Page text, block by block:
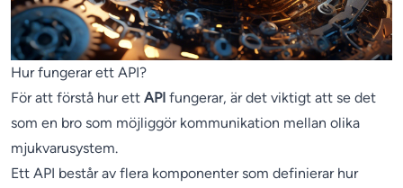
Hur fungerar ett API?
För att förstå hur ett API fungerar, är det viktigt att se det
som en bro som möjliggör kommunikation mellan olika
mjukvarusystem.
Ett API består av flera komponenter som definierar hur